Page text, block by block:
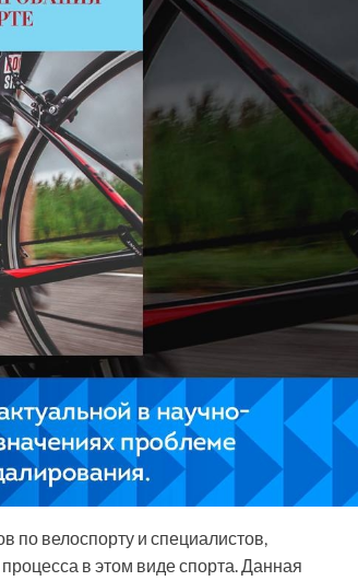
по велоспорту и специалистов,
в этом виде спорта. Данная